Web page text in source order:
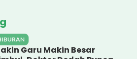
Garu Makin Besar